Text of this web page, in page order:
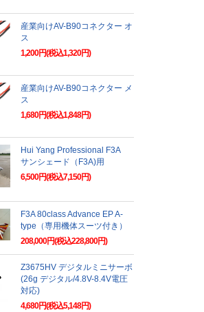
産業向けAV-B90コネクター オ
ス
1,200円(税込1,320円)
産業向けAV-B90コネクター メ
ス
1,680円(税込1,848円)
Hui Yang Professional F3A
サンシェード（F3A)用
6,500円(税込7,150円)
F3A 80class Advance EP A-
type（専用機体スーツ付き）
208,000円(税込228,800円)
Z3675HV デジタルミニサーボ
(26g デジタル/4.8V-8.4V電圧
対応)
4,680円(税込5,148円)